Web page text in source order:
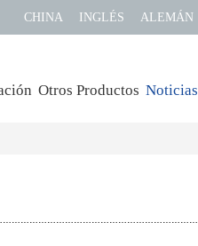
CHINA INGLÉS ALEMÁN
Otros Productos Noticias